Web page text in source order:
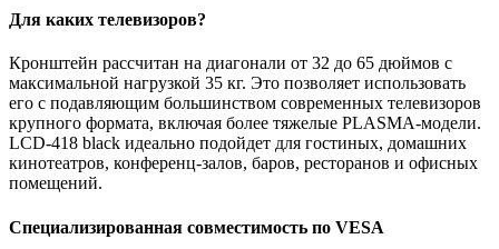
Для каких телевизоров?
Кронштейн рассчитан на диагонали от 32 до 65 дюймов с
максимальной нагрузкой 35 кг. Это позволяет использовать
его с подавляющим большинством современных телевизоров
крупного формата, включая более тяжелые PLASMA-модели.
LCD-418 black идеально подойдет для гостиных, домашних
кинотеатров, конференц-залов, баров, ресторанов и офисных
помещений.
Специализированная совместимость по VESA